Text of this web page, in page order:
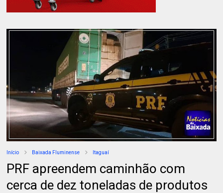
Início Baixada Fluminense Itaguaí
PRF apreendem caminhão com
cerca de dez toneladas de produtos